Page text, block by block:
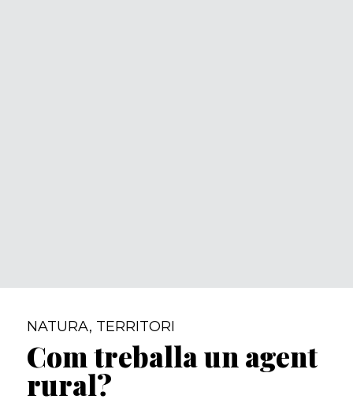
NATURA, TERRITORI
Com treballa un agent
rural?